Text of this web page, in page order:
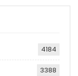
4184
3388